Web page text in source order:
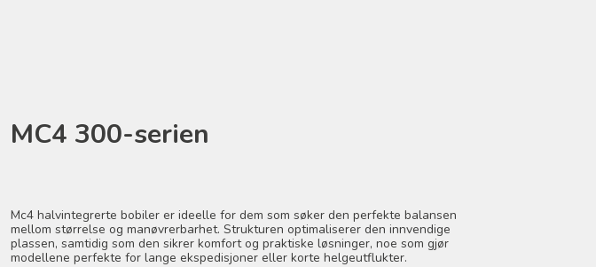
MC4 300-serien
Mc4 halvintegrerte bobiler er ideelle for dem som søker den perfekte balansen
mellom størrelse og manøvrerbarhet. Strukturen optimaliserer den innvendige
plassen, samtidig som den sikrer komfort og praktiske løsninger, noe som gjør
modellene perfekte for lange ekspedisjoner eller korte helgeutflukter.